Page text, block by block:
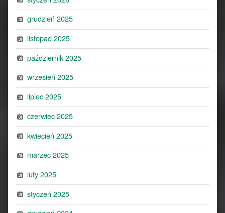
grudzień 2025
listopad 2025
październik 2025
wrzesień 2025
lipiec 2025
czerwiec 2025
kwiecień 2025
marzec 2025
luty 2025
styczeń 2025